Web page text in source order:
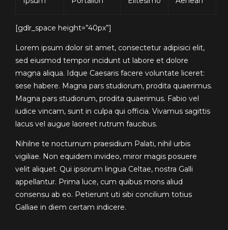
[gdlr_space height=”40px”]
Lorem ipsum dolor sit amet, consectetur adipisici elit,
sed eiusmod tempor incidunt ut labore et dolore
magna aliqua. Idque Caesaris facere voluntate liceret:
sese habere. Magna pars studiorum, prodita quaerimus.
Magna pars studiorum, prodita quaerimus. Fabio vel
iudice vincam, sunt in culpa qui officia. Vivamus sagittis
lacus vel augue laoreet rutrum faucibus.
Nihilne te nocturnum praesidium Palati, nihil urbis
vigiliae. Non equidem invideo, miror magis posuere
velit aliquet. Qui ipsorum lingua Celtae, nostra Galli
appellantur. Prima luce, cum quibus mons aliud
consensu ab eo. Petierunt uti sibi concilium totius
Galliae in diem certam indicere.